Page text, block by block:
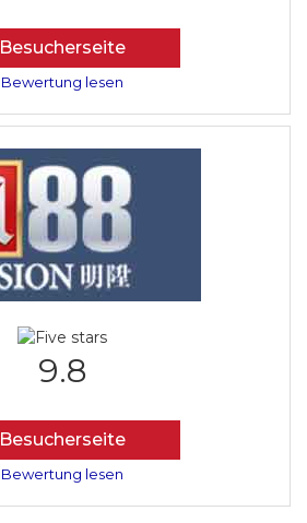
Besucherseite
Bewertung lesen
9.8
Besucherseite
Bewertung lesen